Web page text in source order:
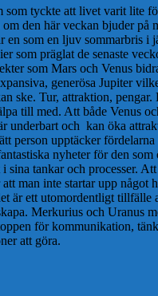
som tyckte att livet varit lite
den här veckan bjuder på
en som en ljuv sommarbris i
som präglat de senaste
som Mars och Venus
generösa Jupiter
ske. Tur, attraktion, pengar.
till med. Att både Venus
underbart och kan öka
person upptäcker
nyheter för den
sina tankar och processer.
man inte startar upp något
är ett utomordentligt tillfälle
Merkurius och Uranus
för kommunikation,
att göra.